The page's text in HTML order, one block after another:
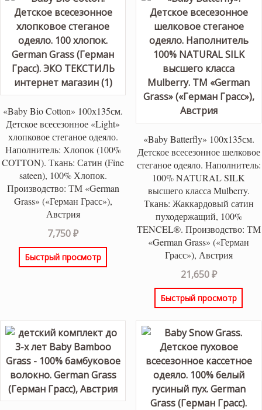
«Baby Bio Cotton» 100х135см.
Детское всесезонное «Light»
хлопковое стеганое одеяло.
Наполнитель: Хлопок (100%
COTTON). Ткань: Сатин (Fine
sateen), 100% Хлопок.
Производство: ТМ «German
Grass» («Герман Грасс»),
Австрия
7,750₽
Быстрый просмотр
«Baby Batterfly» 100х135см.
Детское всесезонное шелковое
стеганое одеяло. Наполнитель:
100% NATURAL SILK
высшего класса Mulberry.
Ткань: Жаккардовый сатин
пуходержащий, 100%
TENCEL®. Производство: ТМ
«German Grass» («Герман
Грасс»), Австрия
21,650₽
Быстрый просмотр